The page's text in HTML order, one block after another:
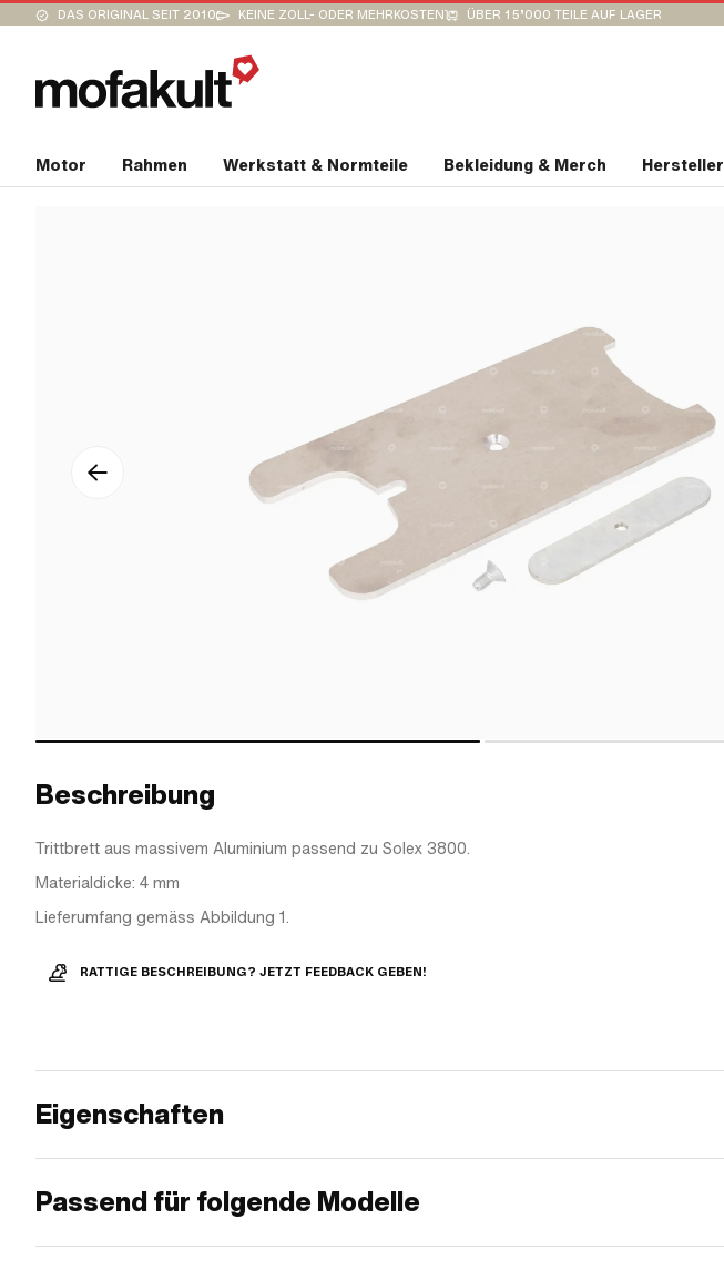
DAS ORIGINAL SEIT 2010 KEINE ZOLL- ODER MEHRKOSTEN ÜBER 15’000 TEILE AUF LAGER
Motor Rahmen Werkstatt & Normteile Bekleidung & Merch Hersteller
Beschreibung
Trittbrett aus massivem Aluminium passend zu Solex 3800.
Materialdicke: 4 mm
Lieferumfang gemäss Abbildung 1.
RATTIGE BESCHREIBUNG? JETZT FEEDBACK GEBEN!
Eigenschaften
Passend für folgende Modelle